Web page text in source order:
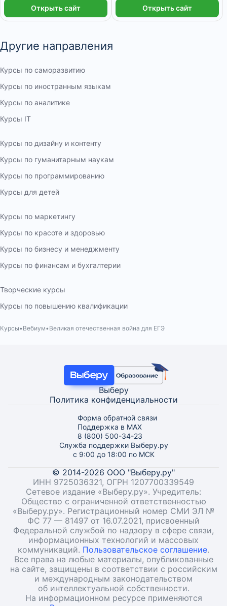
Открыть сайт Открыть сайт
Другие направления
Курсы по саморазвитию
Курсы по иностранным языкам
Курсы по аналитике
Курсы IT
Курсы по дизайну и контенту
Курсы по гуманитарным наукам
Курсы по программированию
Курсы для детей
Курсы по маркетингу
Курсы по красоте и здоровью
Курсы по бизнесу и менеджменту
Курсы по финансам и бухгалтерии
Творческие курсы
Курсы по повышению квалификации
Курсы Вебиум Великая отечественная война для ЕГЭ
Выберу
Политика конфиденциальности
Форма обратной связи
Поддержка в MAX
8 (800) 500-34-23
Служба поддержки Выберу.ру
с 9:00 до 18:00 по МСК
© 2014-2026 ООО "Выберу.ру"
ИНН 9725036321, ОГРН 1207700339549
Сетевое издание «Выберу.ру». Учредитель:
Общество с ограниченной ответственностью
«Выберу.ру». Регистрационный номер СМИ ЭЛ №
ФС 77 — 81497 от 16.07.2021, присвоенный
Федеральной службой по надзору в сфере связи,
информационных технологий и массовых
коммуникаций. Пользовательское соглашение.
Все права на любые материалы, опубликованные
на сайте, защищены в соответствии с российским
и международным законодательством
об интеллектуальной собственности.
На информационном ресурсе применяются